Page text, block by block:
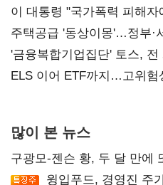
총선 지휘 못해"
이 대통령 "국가폭력 피해
진실 밝혀야"
주택공급 '동상이몽'…정부·
'금융복합기업집단' 토스,
ELS 이어 ETF까지…고위험
많이 본 뉴스
구광모-젠슨 황, 두 달 만에
윙입푸드, 경영진 주